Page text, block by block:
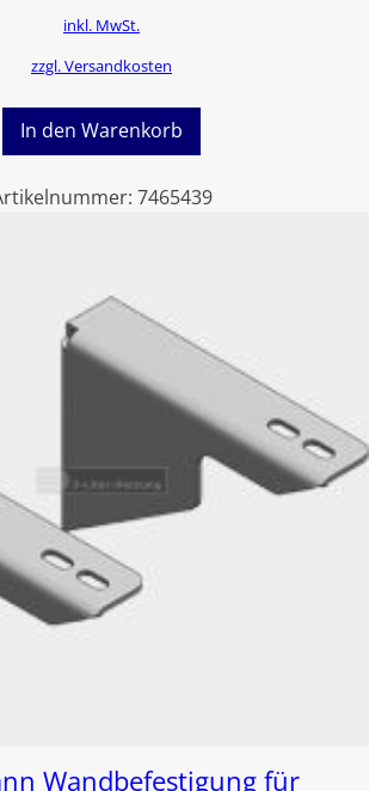
inkl. MwSt.
zzgl. Versandkosten
In den Warenkorb
7465439
Wandbefestigung für